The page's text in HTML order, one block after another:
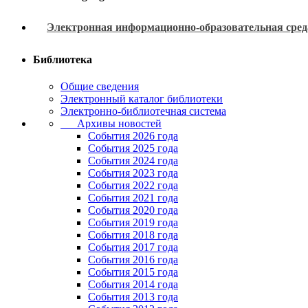
Электронная информационно-образовательная
Библиотека
Общие сведения
Электронный каталог библиотеки
Электронно-библиотечная система
Архивы новостей
Cобытия 2026 года
События 2025 года
События 2024 года
События 2023 года
Cобытия 2022 года
Cобытия 2021 года
События 2020 года
События 2019 года
События 2018 года
События 2017 года
События 2016 года
События 2015 года
События 2014 года
События 2013 года